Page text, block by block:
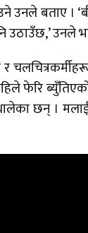
उनले बताए ।
उठाउँछ,’ उनले
फेरि
छन् ।